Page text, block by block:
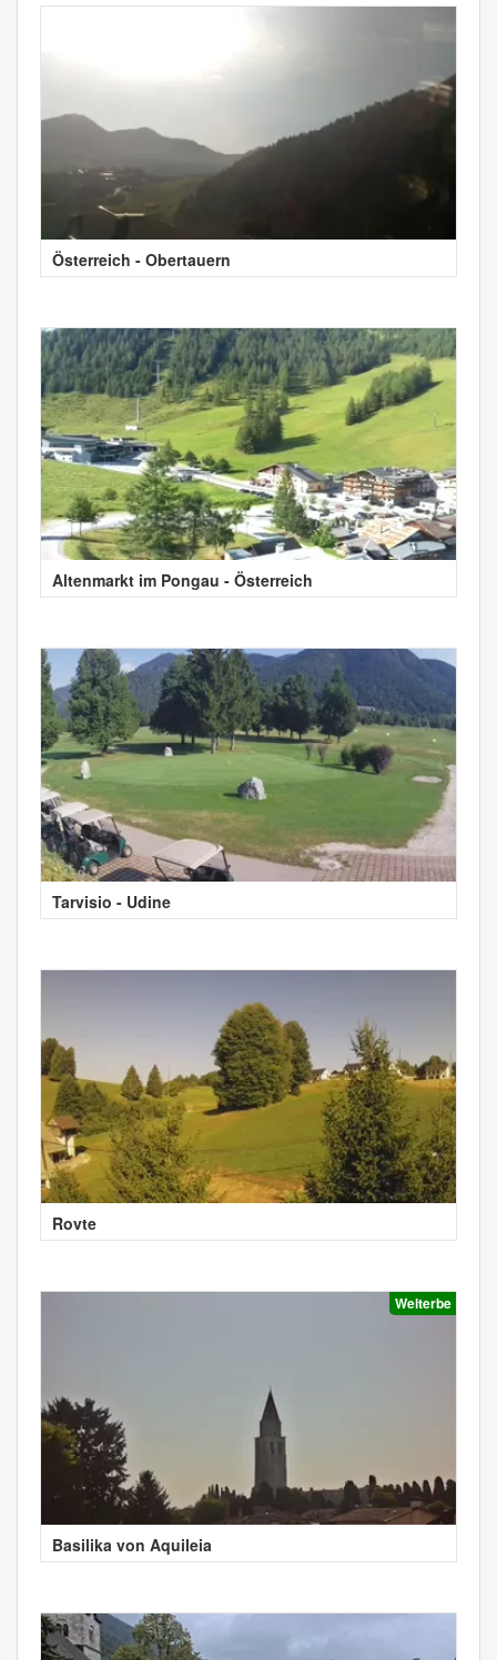
Österreich - Obertauern
Altenmarkt im Pongau - Österreich
Tarvisio - Udine
Rovte
Welterbe
Basilika von Aquileia